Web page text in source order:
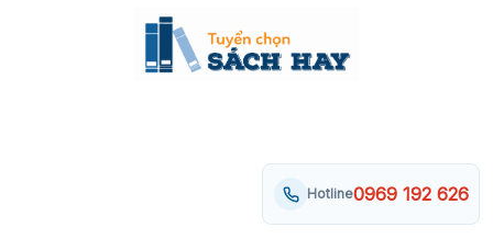
Hotline0969 192 626